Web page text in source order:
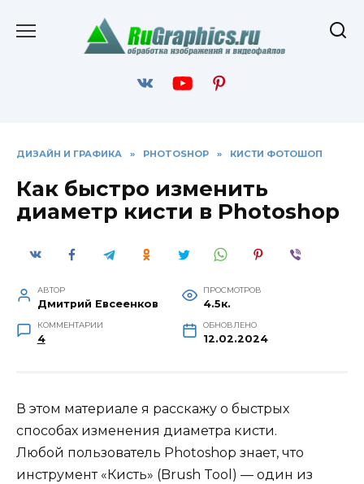
содержанию
ДИЗАЙН И ГРАФИКА » PHOTOSHOP » КИСТИ ФОТОШОП
Как быстро изменить
диаметр кисти в Photoshop
АВТОР
Дмитрий Евсеенков
ПРОСМОТРОВ
4.5к.
КОММЕНТАРИИ
4
ОБНОВЛЕНО
12.02.2024
В этом материале я расскажу о быстрых
способах изменения диаметра кисти.
Любой пользователь Photoshop знает, что
инструмент «Кисть» (Brush Tool) — один из